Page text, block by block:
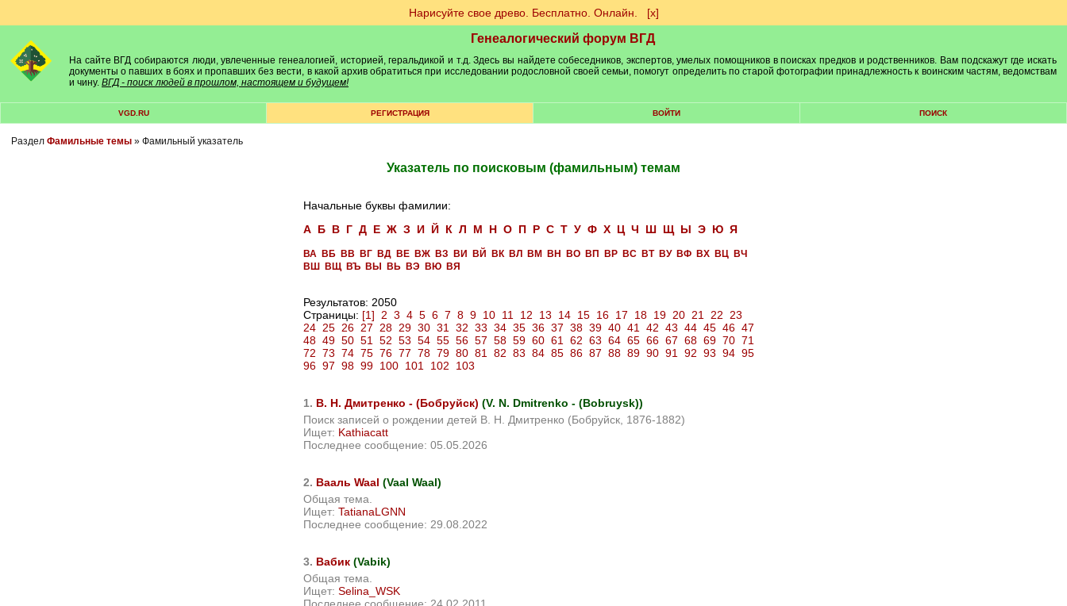
Нарисуйте свое древо. Бесплатно. Онлайн. [х]
Генеалогический форум ВГД
На сайте ВГД собираются люди, увлеченные генеалогией, историей, геральдикой и т.д. Здесь вы найдете собеседников, экспертов, умелых помощников в поисках предков и родственников. Вам подскажут где искать
документы о павших в боях и пропавших без вести, в какой архив обратиться при исследовании родословной своей семьи, помогут определить по старой фотографии принадлежность к воинским частям, ведомствам
и чину. ВГД - поиск людей в прошлом, настоящем и будущем!
VGD.RU РЕГИСТРАЦИЯ ВОЙТИ ПОИСК
Раздел Фамильные темы» Фамильный указатель
Указатель по поисковым (фамильным) темам
Начальные буквы фамилии:
А Б В Г Д Е Ж З И Й К Л М Н О П Р С Т У Ф Х Ц Ч Ш Щ Ы Э Ю Я
ВА ВБ ВВ ВГ ВД ВЕ ВЖ ВЗ ВИ ВЙ ВК ВЛ ВМ ВН ВО ВП ВР ВС ВТ ВУ ВФ ВХ ВЦ ВЧ
ВШ ВЩ ВЪ ВЫ ВЬ ВЭ ВЮ ВЯ
Результатов: 2050
Страницы: [1] 2 3 4 5 6 7 8 9 10 11 12 13 14 15 16 17 18 19 20 21 22
23
24 25 26 27 28 29 30 31 32 33 34 35 36 37 38 39 40 41 42 43 44 45 46 47
48 49 50 51 52 53 54 55 56 57 58 59 60 61 62 63 64 65 66 67 68 69 70 71
72 73 74 75 76 77 78 79 80 81 82 83 84 85 86 87 88 89 90 91 92 93 94 95
96 97 98 99 100 101 102 103
1. В. Н. Дмитренко - (Бобруйск) (V. N. Dmitrenko - (Bobruysk))
Поиск записей о рождении детей В. Н. Дмитренко (Бобруйск, 1876-1882)
Ищет: Kathiacatt
Последнее сообщение: 05.05.2026
2. Вааль Waal (Vaal Waal)
Общая тема.
Ищет: TatianaLGNN
Последнее сообщение: 29.08.2022
3. Вабик (Vabik)
Общая тема.
Ищет: Selina_WSK